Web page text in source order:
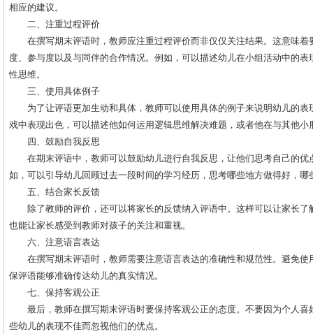
相应的建议。
二、注重过程评价
在撰写期末评语时，教师应注重过程评价而非仅仅关注结果。这意味
度、参与度以及与同伴的合作情况。例如，可以描述幼儿在小组活动中的
性思维。
三、使用具体例子
为了让评语更加生动和具体，教师可以使用具体的例子来说明幼儿的
戏中表现出色，可以描述他如何运用逻辑思维解决难题，或者他在与其他
四、鼓励自我反思
在期末评语中，教师可以鼓励幼儿进行自我反思，让他们思考自己的
如，可以引导幼儿回顾过去一段时间的学习经历，思考哪些地方做得好，哪
五、结合家长反馈
除了教师的评价，还可以将家长的反馈纳入评语中。这样可以让家长
也能让家长感受到教师对孩子的关注和重视。
六、注意语言表达
在撰写期末评语时，教师需要注意语言表达的准确性和规范性。避免
保评语能够准确传达幼儿的真实情况。
七、保持客观公正
最后，教师在撰写期末评语时要保持客观公正的态度。不要因为个人
些幼儿的表现不佳而忽视他们的优点。